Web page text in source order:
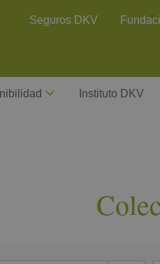
Contact
Seguros DKV
Instituto DKV